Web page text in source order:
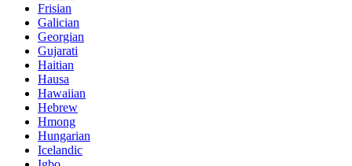
Frisian
Galician
Georgian
Gujarati
Haitian
Hausa
Hawaiian
Hebrew
Hmong
Hungarian
Icelandic